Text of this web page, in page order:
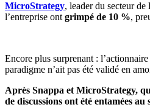
MicroStrategy, leader du secteur
l’entreprise ontgrimpé de 10 %,
Encore plus surprenant :
paradigme n’ait pas été validé en
Après Snappa et MicroStrategy,
de discussions ont été entamées